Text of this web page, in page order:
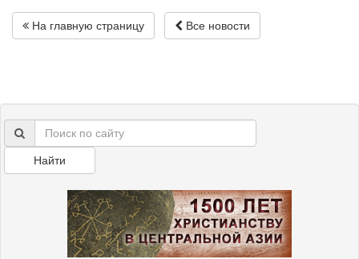
На главную страницу Все новости
Найти